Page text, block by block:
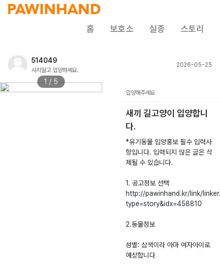
홈 보호소 실종 스토리
514049
사지말고 입양하세요.
2026-05-25
1 / 5
입양해주세요
새끼 길고양이 입양합니
다.
*유기동물 입양홍보 필수 입력사
항입니다. 입력되지 않은 글은 삭
제될 수 있습니다.
1. 공고정보 선택
http://pawinhand.kr/link/
type=story&idx=458810
2.동물정보
성별: 삼색이라 아마 여자아이로
예상합니다